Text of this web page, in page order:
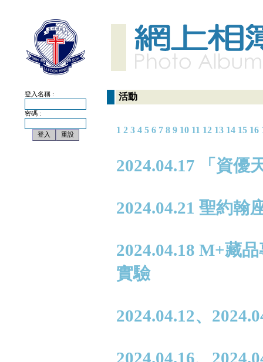
登入名稱 :
密碼 :
活動
1 2 3 4 5 6 7 8 9 10 11 12 13 14 15 16
2024.04.17 「資優
2024.04.21 聖約翰
2024.04.18 M+藏
實驗
2024.04.12、
2024.04.16、